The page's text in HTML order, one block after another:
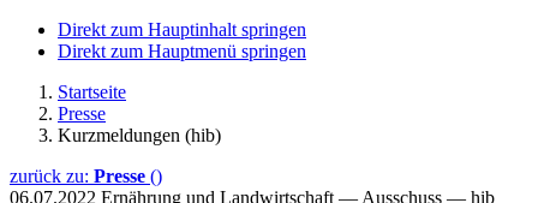
Direkt zum Hauptinhalt springen
Direkt zum Hauptmenü springen
Startseite
Presse
Kurzmeldungen (hib)
zurück zu: Presse ()
06.07.2022 Ernährung und Landwirtschaft — Ausschuss — hib